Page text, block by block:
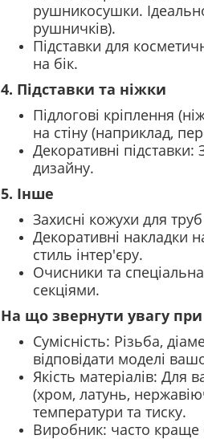
рушникосушки.
рушничків).
Підставки для
на бік.
4. Підставки та ніжки
Підлогові кріплення
на стіну (наприклад,
Декоративні
дизайну.
5. Інше
Захисні кожухи для
Декоративні накладки
стиль інтер'єру.
Очисники та
секціями.
На що звернути увагу при
Сумісність: Різьба,
відповідати моделі
Якість матеріалів: Для
(хром, латунь,
температури та тиску.
Виробник: часто краще